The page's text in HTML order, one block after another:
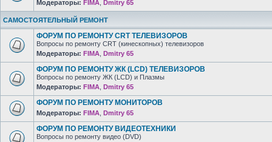
Модераторы: FIMA Dmitry 65
САМОСТОЯТЕЛЬНЫЙ РЕМОНТ
ФОРУМ ПО РЕМОНТУ CRT ТЕЛЕВИЗОРОВ
Вопросы по ремонту CRT (кинескопных) телевизоров
Модераторы: FIMA Dmitry 65
ФОРУМ ПО РЕМОНТУ ЖК (LCD) ТЕЛЕВИЗОРОВ
Вопросы по ремонту ЖК (LCD) и Плазмы
Модераторы: FIMA Dmitry 65
ФОРУМ ПО РЕМОНТУ МОНИТОРОВ
Модераторы: FIMA Dmitry 65
ФОРУМ ПО РЕМОНТУ ВИДЕОТЕХНИКИ
Вопросы по ремонту видео (DVD)